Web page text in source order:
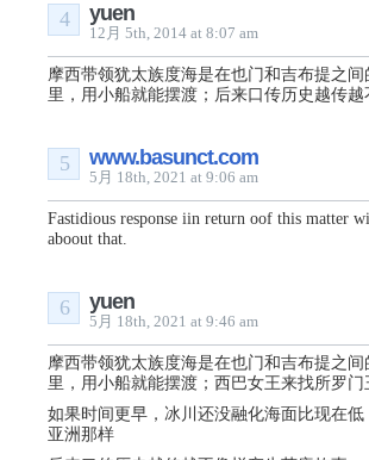
yuen
12月 5th, 2014 at 8:07 am
4
摩西带领犹太族度海是在也门和吉布提之
里，用小船就能摆渡；后来口传历史越传
www.basunct.com
5月 18th, 2021 at 9:06 am
5
Fastidious response iin return oof tһis matter
aboout that.
yuen
5月 18th, 2021 at 9:46 am
6
摩西带领犹太族度海是在也门和吉布提之
里，用小船就能摆渡；西巴女王来找所罗
如果时间更早，冰川还没融化海面比现在
亚洲那样